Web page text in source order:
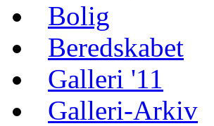
Bolig
Beredskabet
Galleri '11
Galleri-Arkiv